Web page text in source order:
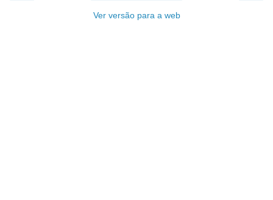
Ver versão para a web